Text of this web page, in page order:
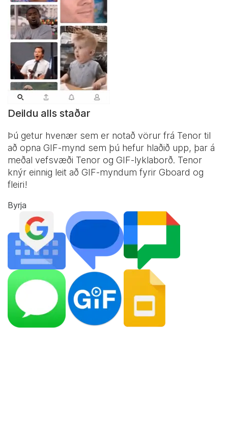
Deildu alls staðar
Þú getur hvenær sem er notað vörur frá Tenor til
að opna GIF-mynd sem þú hefur hlaðið upp, þar á
meðal vefsvæði Tenor og GIF-lyklaborð. Tenor
knýr einnig leit að GIF-myndum fyrir Gboard og
fleiri!
Byrja